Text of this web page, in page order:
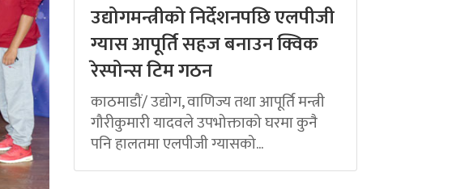
उद्योगमन्त्रीको निर्देशनपछि एलपीजी
ग्यास आपूर्ति सहज बनाउन क्विक
रेस्पोन्स टिम गठन
काठमाडौं/ उद्योग, वाणिज्य तथा आपूर्ति मन्त्री
गौरीकुमारी यादवले उपभोक्ताको घरमा कुनै
पनि हालतमा एलपीजी ग्यासको...